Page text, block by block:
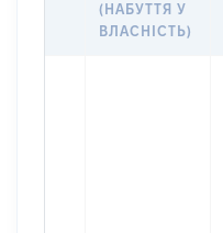
(НАБУТТЯ У
ВЛАСНІСТЬ)